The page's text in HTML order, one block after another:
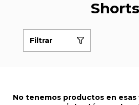
Shorts
Filtrar
No tenemos productos en esas